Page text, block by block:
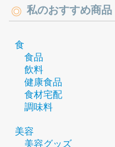
私のおすすめ商品
食
食品
飲料
健康食品
食材宅配
調味料
美容
美容グッズ